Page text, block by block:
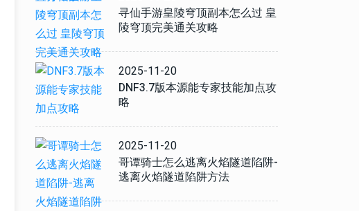
寻仙手游皇陵穹顶副本怎么过 皇
陵穹顶完美通关攻略
2025-11-20
DNF3.7版本源能专家技能加点攻
略
2025-11-20
哥谭骑士怎么逃离火焰隧道陷阱-
逃离火焰隧道陷阱方法